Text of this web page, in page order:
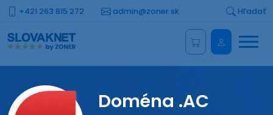
+421 263 815 272 admin@zoner.sk Hľadať
Menu
Doména .AC